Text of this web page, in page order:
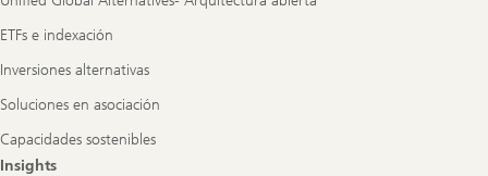
ETFs e indexación
Inversiones alternativas
Soluciones en asociación
Capacidades sostenibles
Insights